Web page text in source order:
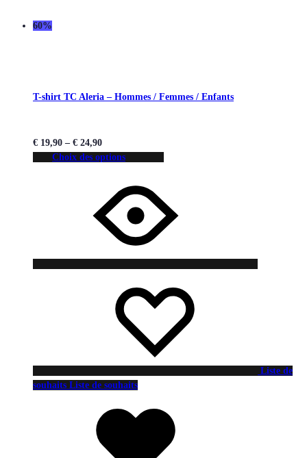
60%
T-shirt TC Aleria – Hommes / Femmes / Enfants
€ 19,90 – € 24,90
Choix des options
Liste de
souhaits Liste de souhaits